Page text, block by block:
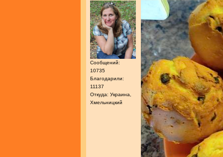
Сообщений:
10735
Благодарили:
11137
Откуда: Украина,
Хмельницкий